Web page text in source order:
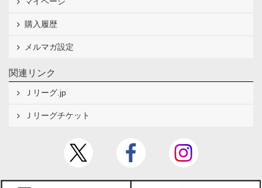
購入履歴
メルマガ設定
関連リンク
Ｊリーグ.jp
Ｊリーグチケット